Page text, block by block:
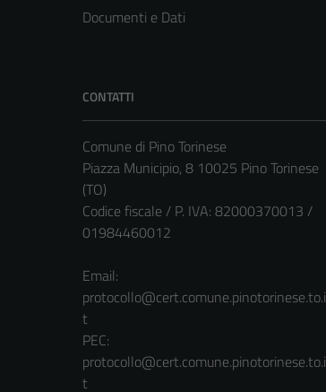
Documenti e Dati
CONTATTI
Comune di Pino Torinese
Piazza Municipio, 8 10025 Pino Torinese
(TO)
Codice fiscale / P. IVA: 82000370013 /
01984460012
Email:
protocollo@cert.comune.pinotorinese.to.i
t
PEC:
protocollo@cert.comune.pinotorinese.to.i
t